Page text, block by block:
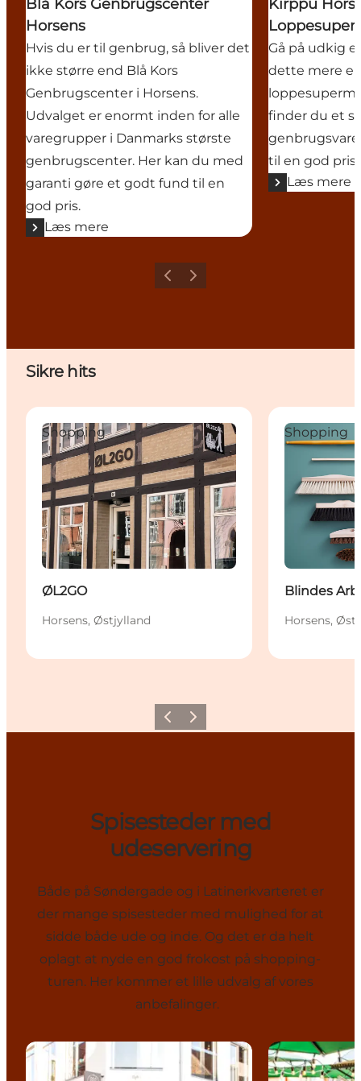
Blå Kors Genbrugscenter
Horsens
Hvis du er til genbrug, så bliver det
ikke større end Blå Kors
Genbrugscenter i Horsens.
Udvalget er enormt inden for alle
varegrupper i Danmarks største
genbrugscenter. Her kan du med
garanti gøre et godt fund til en
god pris.
Læs mere
Kirppu
Gå på udkig
dette mere
finder du et
til en god pris.
Læs mere
ForrigeNæste
Sikre hits
ØL2GO
Shopping
ØL2GO
Horsens, Østjylland
Blindes
Shopping
Blindes
Horsens,
ForrigeNæste
Spisesteder med
udeservering
Både på Søndergade og i Latinerkvarteret er
der mange spisesteder med mulighed for at
sidde både ude og inde. Og det er da helt
oplagt at nyde en god frokost på shopping-
turen. Her kommer et lille udvalg af vores
anbefalinger.
Café Gran Restaurant